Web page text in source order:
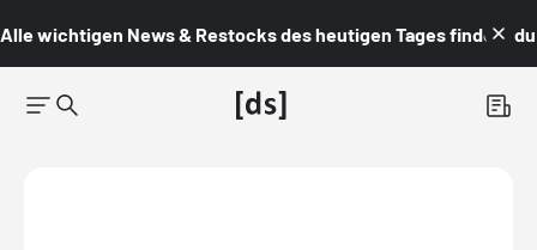
Alle wichtigen News & Restocks des heutigen Tages findest du